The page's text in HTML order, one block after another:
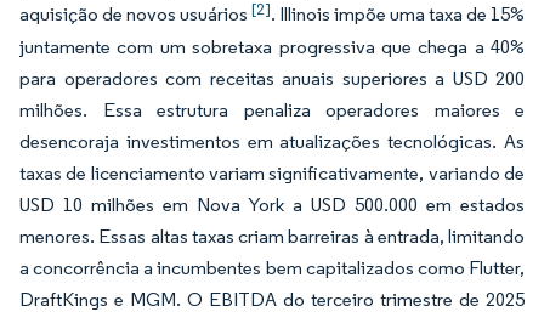
aquisição de novos usuários [2]. Illinois impõe uma taxa de 15%
juntamente com um sobretaxa progressiva que chega a 40%
para operadores com receitas anuais superiores a USD 200
milhões. Essa estrutura penaliza operadores maiores e
desencoraja investimentos em atualizações tecnológicas. As
taxas de licenciamento variam significativamente, variando de
USD 10 milhões em Nova York a USD 500.000 em estados
menores. Essas altas taxas criam barreiras à entrada, limitando
a concorrência a incumbentes bem capitalizados como Flutter,
DraftKings e MGM. O EBITDA do terceiro trimestre de 2025